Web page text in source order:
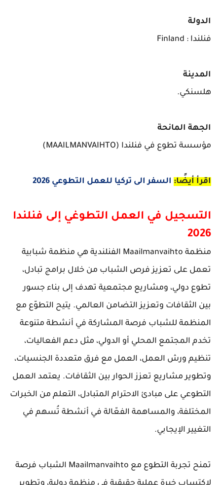
الدولة
فنلندا : Finland
المدينة
هلسنكي.
الجهة المانحة
مؤسسة تطوع في فنلندا (MAAILMANVAIHTO)
اقرأ أيضًا: السفر الى تركيا للعمل التطوعي 2026
التسجيل في العمل التطوغي إلى فنلندا
2026
منظمة Maailmanvaihto الفنلندية هي منظمة شبابية
تعمل على تعزيز فرص الشباب من خلال برامج تبادل،
تطوع دولي، ومشاريع مجتمعية تهدف إلى بناء جسور
بين الثقافات وتعزيز التضامن العالمي. يتيح التطوّع مع
المنظمة للشباب فرصة المشاركة في أنشطة متنوعة
تخدم المجتمع المحلي أو الدولي، مثل دعم الفعاليات،
تنظيم ورش العمل، العمل مع فرق متعددة الجنسيات،
وتطوير مشاريع تعزز الحوار بين الثقافات. يعتمد العمل
التطوعي على مبادئ الاحترام المتبادل، التعلم من الخبرات
المختلفة، والمساهمة الفعّالة في أنشطة تُسهم في
التغيير الإيجابي.
تمنح تجربة التطوع مع Maailmanvaihto الشباب فرصة